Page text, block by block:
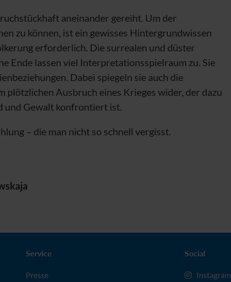
aneinander gereiht. Um der
zu können, ist ein gewisses Hintergrundwissen
erforderlich. Die surrealen und düster
Ende lassen viel Interpretationsspielraum zu. Sie
Dabei spiegeln sie auch die
plötzlichen Ausbruch eines Krieges wider, der dazu
und Gewalt konfrontiert ist.
– die man nicht so schnell vergisst.
Service
Presse
Social
Instagram